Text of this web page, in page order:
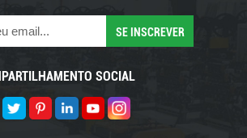
SOCIAL